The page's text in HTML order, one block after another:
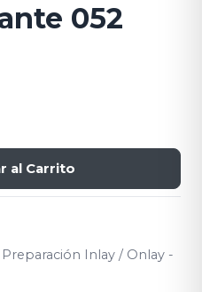
052
al Carrito
Inlay / Onlay -